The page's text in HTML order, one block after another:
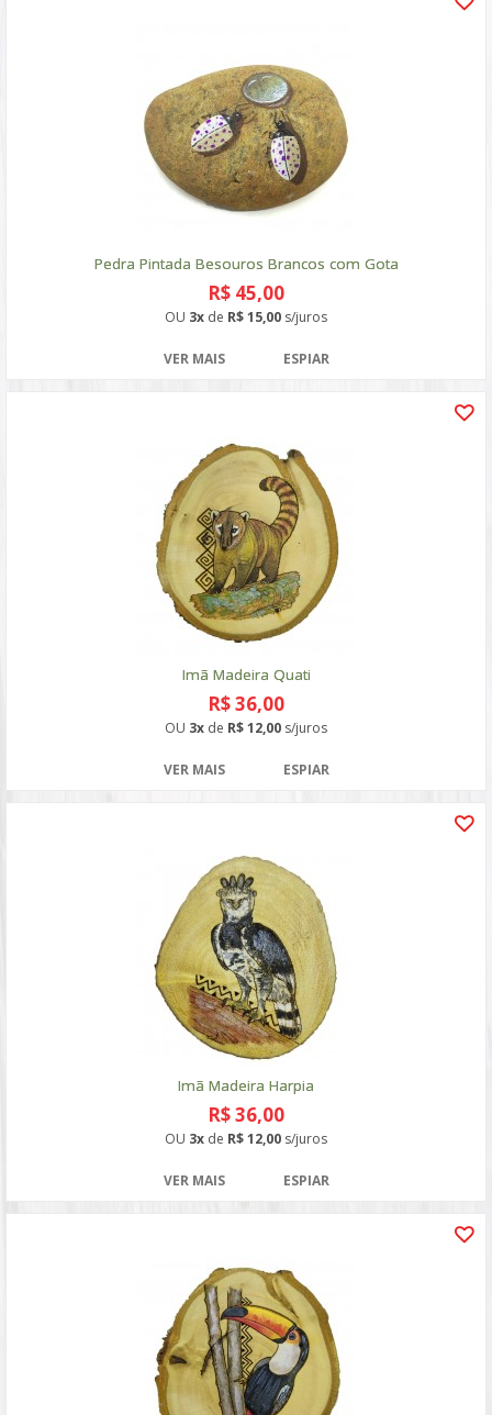
Pedra Pintada Besouros Brancos com Gota
R$ 45,00
OU 3x de R$ 15,00 s/juros
VER MAIS ESPIAR
Imã Madeira Quati
R$ 36,00
OU 3x de R$ 12,00 s/juros
VER MAIS ESPIAR
Imã Madeira Harpia
R$ 36,00
OU 3x de R$ 12,00 s/juros
VER MAIS ESPIAR